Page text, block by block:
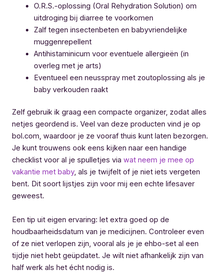
O.R.S.-oplossing (Oral Rehydration Solution) om
uitdroging bij diarree te voorkomen
Zalf tegen insectenbeten en babyvriendelijke
muggenrepellent
Antihistaminicum voor eventuele allergieën (in
overleg met je arts)
Eventueel een neusspray met zoutoplossing als je
baby verkouden raakt
Zelf gebruik ik graag een compacte organizer, zodat alles
netjes geordend is. Veel van deze producten vind je op
bol.com, waardoor je ze vooraf thuis kunt laten bezorgen.
Je kunt trouwens ook eens kijken naar een handige
checklist voor al je spulletjes via wat neem je mee op
vakantie met baby, als je twijfelt of je niet iets vergeten
bent. Dit soort lijstjes zijn voor mij een echte lifesaver
geweest.
Een tip uit eigen ervaring: let extra goed op de
houdbaarheidsdatum van je medicijnen. Controleer even
of ze niet verlopen zijn, vooral als je je ehbo-set al een
tijdje niet hebt geüpdatet. Je wilt niet afhankelijk zijn van
half werk als het écht nodig is.